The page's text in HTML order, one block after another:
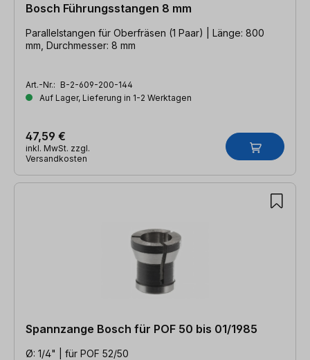
Bosch Führungsstangen 8 mm
Parallelstangen für Oberfräsen (1 Paar) | Länge: 800
mm, Durchmesser: 8 mm
Art.-Nr.: B-2-609-200-144
Auf Lager, Lieferung in 1-2 Werktagen
47,59 €
inkl. MwSt. zzgl.
Versandkosten
Spannzange Bosch für POF 50 bis 01/1985
Ø: 1/4" | für POF 52/50